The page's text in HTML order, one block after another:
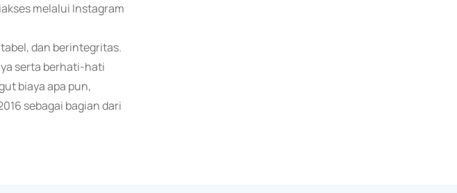
melalui Instagram
dan berintegritas.
serta berhati-hati
biaya apa pun,
sebagai bagian dari